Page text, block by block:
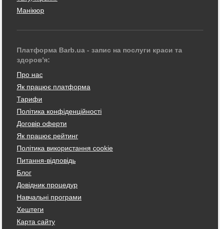
Манікюр
Платформа Barb.ua - запис на послуги краси та
здоров'я:
Про нас
Як працює платформа
Тарифи
Політика конфіденційності
Договір оферти
Як працює рейтинг
Політика використання cookie
Питання-відповідь
Блог
Довідник процедур
Навчальні програми
Хештеги
Карта сайту